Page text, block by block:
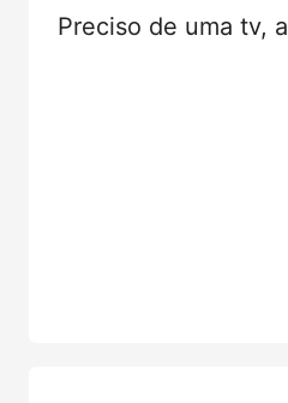
Preciso de uma tv,